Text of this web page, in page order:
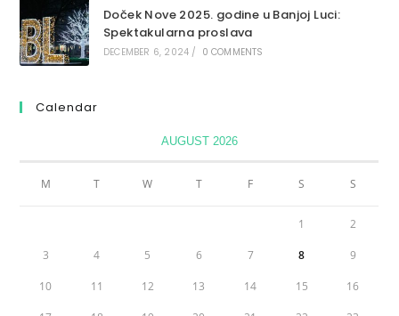
Doček Nove 2025. godine u Banjoj Luci:
Spektakularna proslava
DECEMBER 6, 2024 / 0 COMMENTS
Calendar
AUGUST 2026
M T W T F S S
1 2
3 4 5 6 7 8 9
10 11 12 13 14 15 16